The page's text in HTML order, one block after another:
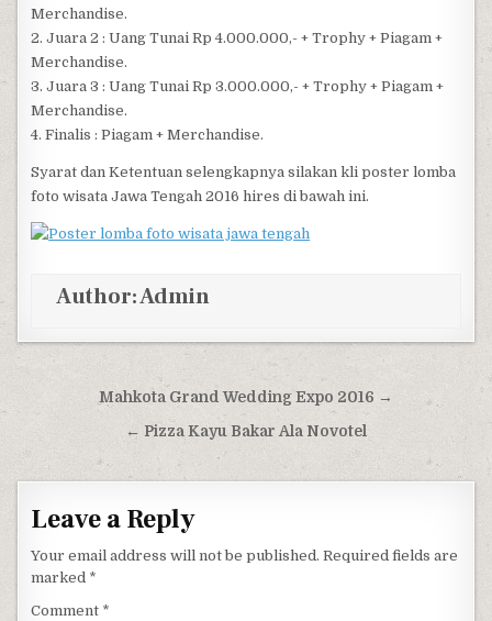
Merchandise.
2. Juara 2 : Uang Tunai Rp 4.000.000,- + Trophy + Piagam +
Merchandise.
3. Juara 3 : Uang Tunai Rp 3.000.000,- + Trophy + Piagam +
Merchandise.
4. Finalis : Piagam + Merchandise.
Syarat dan Ketentuan selengkapnya silakan kli poster lomba
foto wisata Jawa Tengah 2016 hires di bawah ini.
Author:Admin
Post navigation
Mahkota Grand Wedding Expo 2016 →
← Pizza Kayu Bakar Ala Novotel
Leave a Reply
Your email address will not be published. Required fields are
marked *
Comment *